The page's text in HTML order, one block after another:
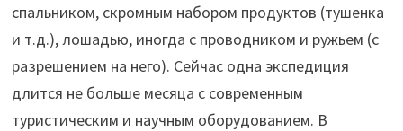
спальником, скромным набором продуктов (тушенка
и т.д.), лошадью, иногда с проводником и ружьем (с
разрешением на него). Сейчас одна экспедиция
длится не больше месяца с современным
туристическим и научным оборудованием. В